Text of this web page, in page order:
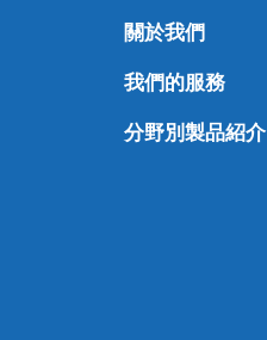
關於我們
我們的服務
分野別製品紹介